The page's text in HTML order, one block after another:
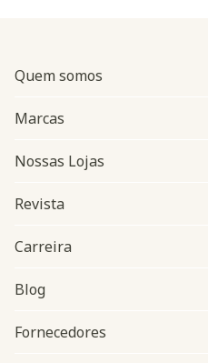
Navegação do rodapé
Quem somos
Marcas
Nossas Lojas
Revista
Carreira
Blog
Fornecedores